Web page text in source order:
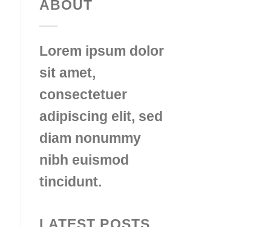
ABOUT
Lorem ipsum dolor
sit amet,
consectetuer
adipiscing elit, sed
diam nonummy
nibh euismod
tincidunt.